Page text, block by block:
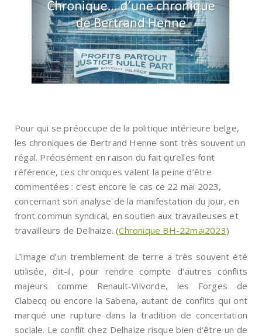
Pour qui se préoccupe de la politique intérieure belge,
les chroniques de Bertrand Henne sont très souvent un
régal. Précisément en raison du fait qu’elles font
référence, ces chroniques valent la peine d’être
commentées : c’est encore le cas ce 22 mai 2023,
concernant son analyse de la manifestation du jour, en
front commun syndical, en soutien aux travailleuses et
travailleurs de Delhaize. (Chronique BH-22mai2023)
L’image d’un tremblement de terre a très souvent été
utilisée, dit-il, pour rendre compte d’autres conflits
majeurs comme Renault-Vilvorde, les Forges de
Clabecq ou encore la Sabena, autant de conflits qui ont
marqué une rupture dans la tradition de concertation
sociale. Le conflit chez Delhaize risque bien d’être un de